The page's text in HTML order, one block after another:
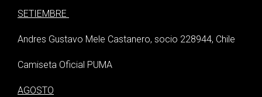
SETIEMBRE
Andres Gustavo Mele Castanero, socio 228944, Chile
Camiseta Oficial PUMA
AGOSTO